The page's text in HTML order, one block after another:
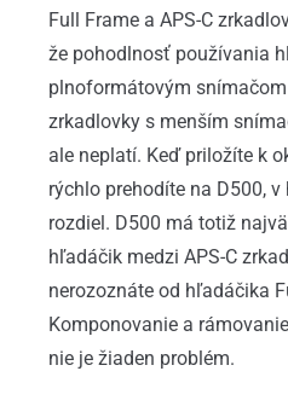
Full Frame a APS-C
že pohodlnosť používania
plnoformátovým
zrkadlovky s menším
ale neplatí. Keď priložíte k
rýchlo prehodíte na D500,
rozdiel. D500 má totiž
hľadáčik medzi APS-C
nerozoznáte od hľadáčika
Komponovanie a
nie je žiaden problém.